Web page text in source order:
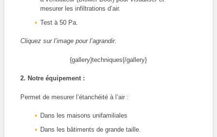
mesurer les infiltrations d’air.
Test à 50 Pa.
Cliquez sur l’image pour l’agrandir.
{gallery}techniques{/gallery}
2. Notre équipement :
Permet de mesurer l’étanchéité à l’air :
Dans les maisons unifamiliales
Dans les bâtiments de grande taille.